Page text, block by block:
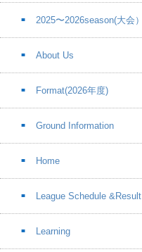
2025〜2026season(大会）
About Us
Format(2026年度)
Ground Information
Home
League Schedule &Result
Learning